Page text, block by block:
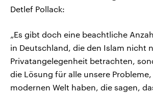
Detlef Pollack:
„Es gibt doch eine beachtliche
in Deutschland, die den Islam nicht
Privatangelegenheit betrachten,
die Lösung für alle unsere
modernen Welt haben, die sagen,